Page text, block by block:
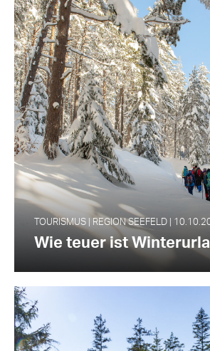
TOURISMUS | REGION SEEFELD |
Wie teuer ist